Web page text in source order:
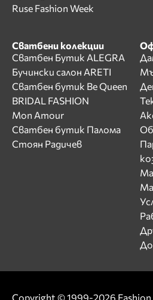
Ruse Fashion Week
Сватбени колекции
Сватбен Бутик ALEGRA
Бучински салон ARETI
Сватбен бутик Be Queen
BRIDAL FASHION
Mon Amour
Сватбен бутик Палома
Стоян Радичев
Copyright © 1999-2026